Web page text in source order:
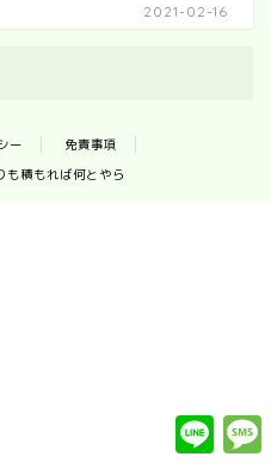
2021-02-16
ー
免責事項
積もれば何とやら
L